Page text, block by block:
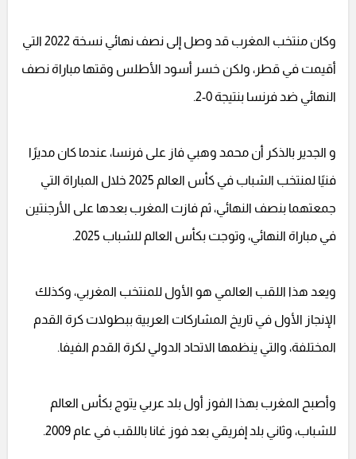
وكان منتخب المغرب قد وصل إلى نصف نهائي نسخة 2022 التي
أقيمت في قطر، ولكن خسر أسود الأطلس وقتها مباراة نصف
النهائي ضد فرنسا بنتيجة 0-2.
و الجدير بالذكر أن محمد وهبي فاز على فرنسا، عندما كان مديرًا
فنيًا لمنتخب الشباب في كأس العالم 2025 خلال المباراة التي
جمعتهما بنصف النهائي، ثم فازت المغرب بعدها على الأرجنتين
في مباراة النهائي، وتوجت بكأس العالم للشباب 2025.
ويعد هذا اللقب العالمي هو الأول للمنتخب المغربي، وكذلك
الإنجاز الأول في تاريخ المشاركات العربية ببطولات كرة القدم
المختلفة، والتي ينظمها الاتحاد الدولي لكرة القدم الفيفا.
وأصبح المغرب بهذا الفوز أول بلد عربي يتوج بكأس العالم
للشباب، وثاني بلد إفريقي بعد فوز غانا باللقب في عام 2009.